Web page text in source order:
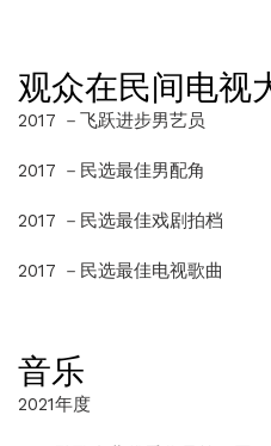
观众在民间电视
2017 －飞跃进步男艺员
2017 －民选最佳男配角
2017 －民选最佳戏剧拍档
2017 －民选最佳电视歌曲
音乐
2021年度